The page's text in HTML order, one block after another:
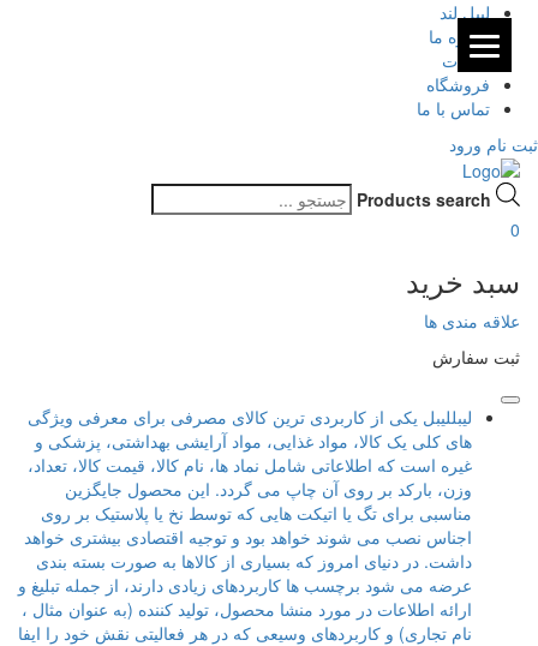
لیبل لند
درباره ما
مقالات
فروشگاه
تماس با ما
ثبت نام ورود
Products search
0
سبد خرید
علاقه مندی ها
ثبت سفارش
لیبللیبل یکی از کاربردی ترین کالای مصرفی برای معرفی ویژگی
های کلی یک کالا، مواد غذایی، مواد آرایشی بهداشتی، پزشکی و
غیره است که اطلاعاتی شامل نماد ها، نام کالا، قیمت کالا، تعداد،
وزن، بارکد بر روی آن چاپ می گردد. این محصول جایگزین
مناسبی برای تگ یا اتیکت هایی که توسط نخ یا پلاستیک بر روی
اجناس نصب می شوند خواهد بود و توجیه اقتصادی بیشتری خواهد
داشت. در دنیای امروز که بسیاری از کالاها به صورت بسته بندی
عرضه می شود برچسب ها کاربردهای زیادی دارند، از جمله تبلیغ و
ارائه اطلاعات در مورد منشا محصول، تولید کننده (به عنوان مثال ،
نام تجاری) و کاربردهای وسیعی که در هر فعالیتی نقش خود را ایفا